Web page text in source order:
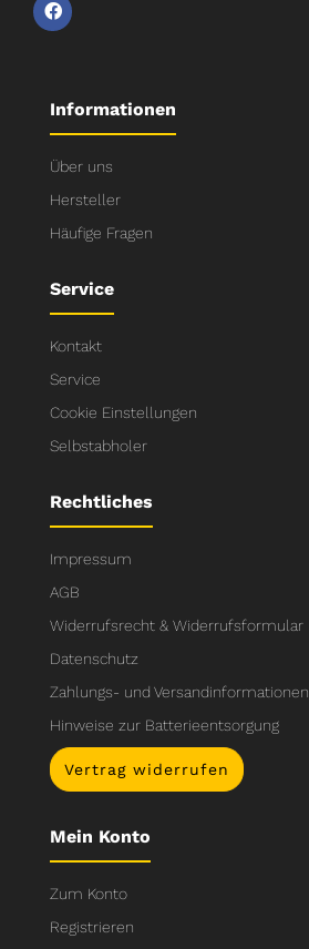
Informationen
Über uns
Hersteller
Häufige Fragen
Service
Kontakt
Service
Cookie Einstellungen
Selbstabholer
Rechtliches
Impressum
AGB
Widerrufsrecht & Widerrufsformular
Datenschutz
Zahlungs- und Versandinformationen
Hinweise zur Batterieentsorgung
Vertrag widerrufen
Mein Konto
Zum Konto
Registrieren